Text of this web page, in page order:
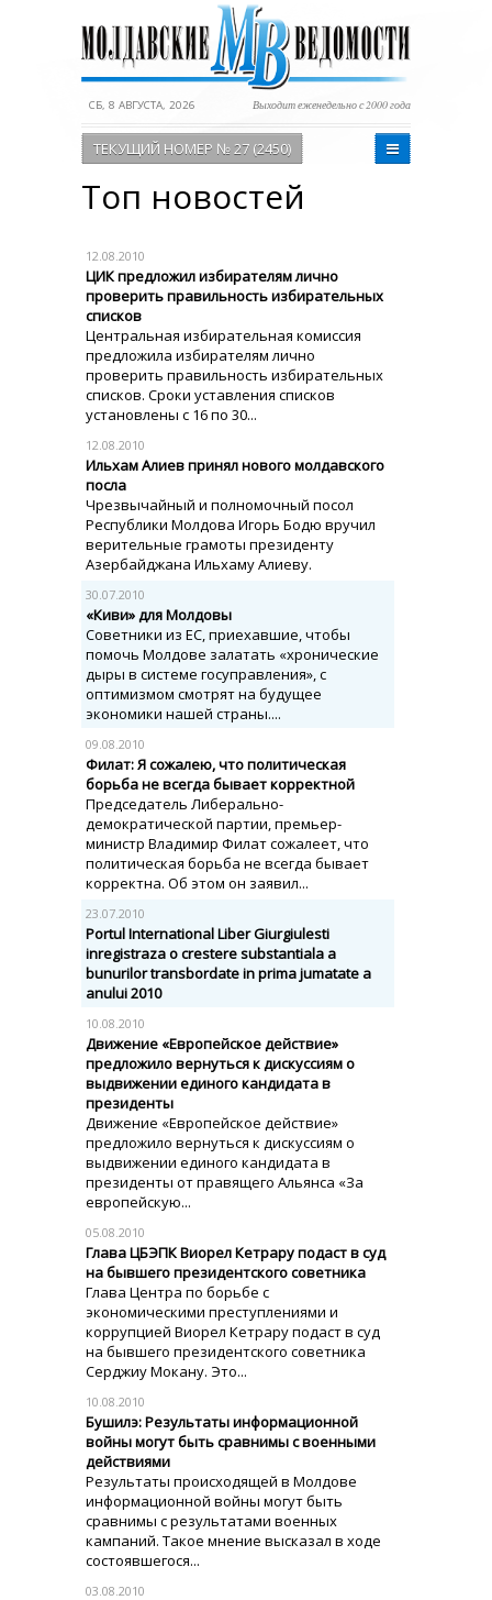
СБ, 8 АВГУСТА, 2026 Выходит еженедельно с 2000 года
ТЕКУЩИЙ НОМЕР № 27 (2450)
Топ новостей
12.08.2010
ЦИК предложил избирателям лично
проверить правильность избирательных
списков
Центральная избирательная комиссия
предложила избирателям лично
проверить правильность избирательных
списков. Сроки уставления списков
установлены с 16 по 30...
12.08.2010
Ильхам Алиев принял нового молдавского
посла
Чрезвычайный и полномочный посол
Республики Молдова Игорь Бодю вручил
верительные грамоты президенту
Азербайджана Ильхаму Алиеву.
30.07.2010
«Киви» для Молдовы
Советники из ЕС, приехавшие, чтобы
помочь Молдове залатать «хронические
дыры в системе госуправления», с
оптимизмом смотрят на будущее
экономики нашей страны....
09.08.2010
Филат: Я сожалею, что политическая
борьба не всегда бывает корректной
Председатель Либерально-
демократической партии, премьер-
министр Владимир Филат сожалеет, что
политическая борьба не всегда бывает
корректна. Об этом он заявил...
23.07.2010
Portul International Liber Giurgiulesti
inregistraza o crestere substantiala a
bunurilor transbordate in prima jumatate a
anului 2010
10.08.2010
Движение «Европейское действие»
предложило вернуться к дискуссиям о
выдвижении единого кандидата в
президенты
Движение «Европейское действие»
предложило вернуться к дискуссиям о
выдвижении единого кандидата в
президенты от правящего Альянса «За
европейскую...
05.08.2010
Глава ЦБЭПК Виорел Кетрару подаст в суд
на бывшего президентского советника
Глава Центра по борьбе с
экономическими преступлениями и
коррупцией Виорел Кетрару подаст в суд
на бывшего президентского советника
Серджиу Мокану. Это...
10.08.2010
Бушилэ: Результаты информационной
войны могут быть сравнимы с военными
действиями
Результаты происходящей в Молдове
информационной войны могут быть
сравнимы с результатами военных
кампаний. Такое мнение высказал в ходе
состоявшегося...
03.08.2010